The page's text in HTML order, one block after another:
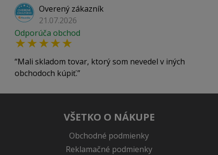
Overený zákazník
21.07.2026
Odporúča obchod
Mali skladom tovar, ktorý som nevedel v iných
obchodoch kúpiť.
VŠETKO O NÁKUPE
Obchodné podmienky
Reklamačné podmienky